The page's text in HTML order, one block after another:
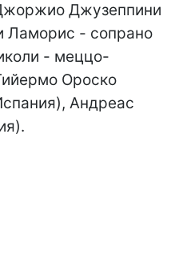
Джузеппини
Ламорис - сопрано
- меццо-
Ороско
Андреас